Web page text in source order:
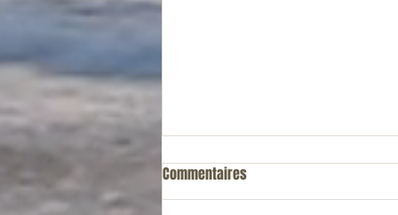
Pourquoi être végétarien?
Chers amis, je vais aborder un sujet
Commentaires